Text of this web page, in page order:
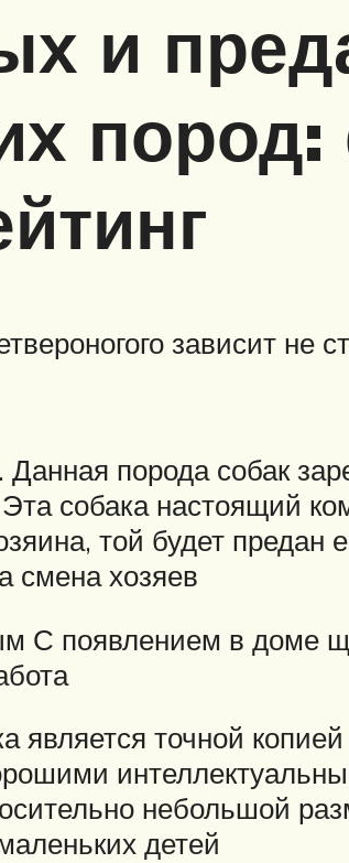
и
пород:
зависит не
порода собак
собака настоящий
той будет предан
смена хозяев
С появлением в доме
точной
небольшой
детей